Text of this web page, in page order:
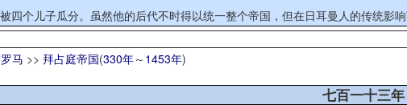
四个儿子瓜分。虽然他的后代不时得以统一整个帝国，但在日耳曼人的传统影
马 >> 拜占庭帝国(330年～ 1453年)
七百一十三年